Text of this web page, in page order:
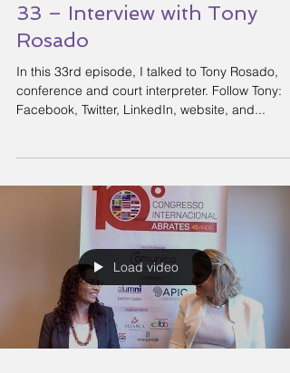
33 – Interview with Tony
Rosado
In this 33rd episode, I talked to Tony Rosado,
conference and court interpreter. Follow Tony:
Facebook, Twitter, LinkedIn, website, and...
Load video